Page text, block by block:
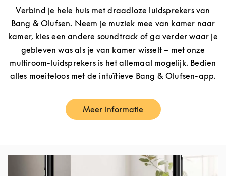
Verbind je hele huis met draadloze luidsprekers van
Bang & Olufsen. Neem je muziek mee van kamer naar
kamer, kies een andere soundtrack of ga verder waar je
gebleven was als je van kamer wisselt – met onze
multiroom-luidsprekers is het allemaal mogelijk. Bedien
alles moeiteloos met de intuïtieve Bang & Olufsen-app.
Meer informatieLink Opens in New Tab